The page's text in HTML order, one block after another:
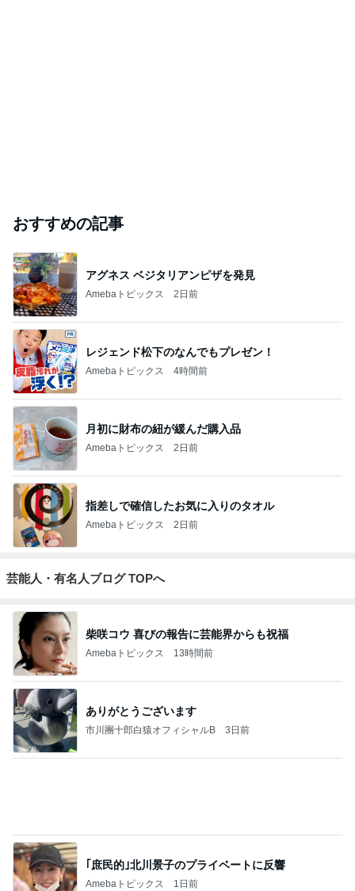
おすすめの記事
アグネス ベジタリアンピザを発見
Amebaトピックス 2日前
レジェンド松下のなんでもプレゼン！
Amebaトピックス 4時間前
月初に財布の紐が緩んだ購入品
Amebaトピックス 2日前
指差しで確信したお気に入りのタオル
Amebaトピックス 2日前
芸能人・有名人ブログ TOPへ
柴咲コウ 喜びの報告に芸能界からも祝福
Amebaトピックス 13時間前
ありがとうございます
市川團十郎白猿オフィシャルB 3日前
｢庶民的｣北川景子のプライベートに反響
Amebaトピックス 1日前